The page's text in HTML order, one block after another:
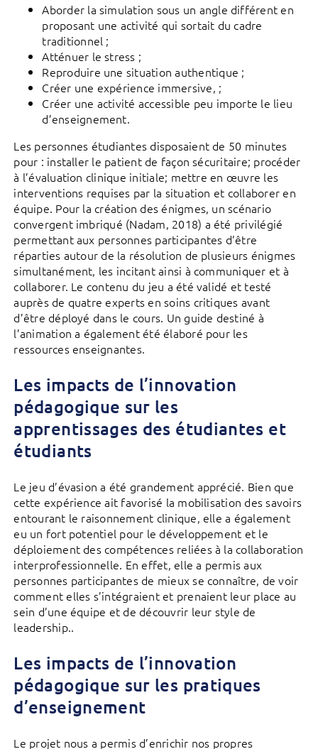
Aborder la simulation sous un angle différent en
proposant une activité qui sortait du cadre
traditionnel ;
Atténuer le stress ;
Reproduire une situation authentique ;
Créer une expérience immersive, ;
Créer une activité accessible peu importe le lieu
d’enseignement.
Les personnes étudiantes disposaient de 50 minutes
pour : installer le patient de façon sécuritaire; procéder
à l’évaluation clinique initiale; mettre en œuvre les
interventions requises par la situation et collaborer en
équipe. Pour la création des énigmes, un scénario
convergent imbriqué (Nadam, 2018) a été privilégié
permettant aux personnes participantes d’être
réparties autour de la résolution de plusieurs énigmes
simultanément, les incitant ainsi à communiquer et à
collaborer. Le contenu du jeu a été validé et testé
auprès de quatre experts en soins critiques avant
d’être déployé dans le cours. Un guide destiné à
l’animation a également été élaboré pour les
ressources enseignantes.
Les impacts de l’innovation
pédagogique sur les
apprentissages des étudiantes et
étudiants
Le jeu d’évasion a été grandement apprécié. Bien que
cette expérience ait favorisé la mobilisation des savoirs
entourant le raisonnement clinique, elle a également
eu un fort potentiel pour le développement et le
déploiement des compétences reliées à la collaboration
interprofessionnelle. En effet, elle a permis aux
personnes participantes de mieux se connaître, de voir
comment elles s’intégraient et prenaient leur place au
sein d’une équipe et de découvrir leur style de
leadership..
Les impacts de l’innovation
pédagogique sur les pratiques
d’enseignement
Le projet nous a permis d’enrichir nos propres